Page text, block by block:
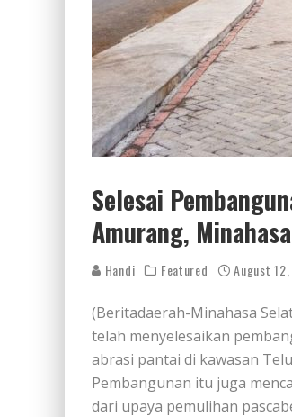
Selesai
Amurang,
Handi Featured August
(Beritadaerah-Minahasa
telah menyelesaikan
abrasi pantai di kawasan
Pembangunan itu juga
dari upaya pemulihan